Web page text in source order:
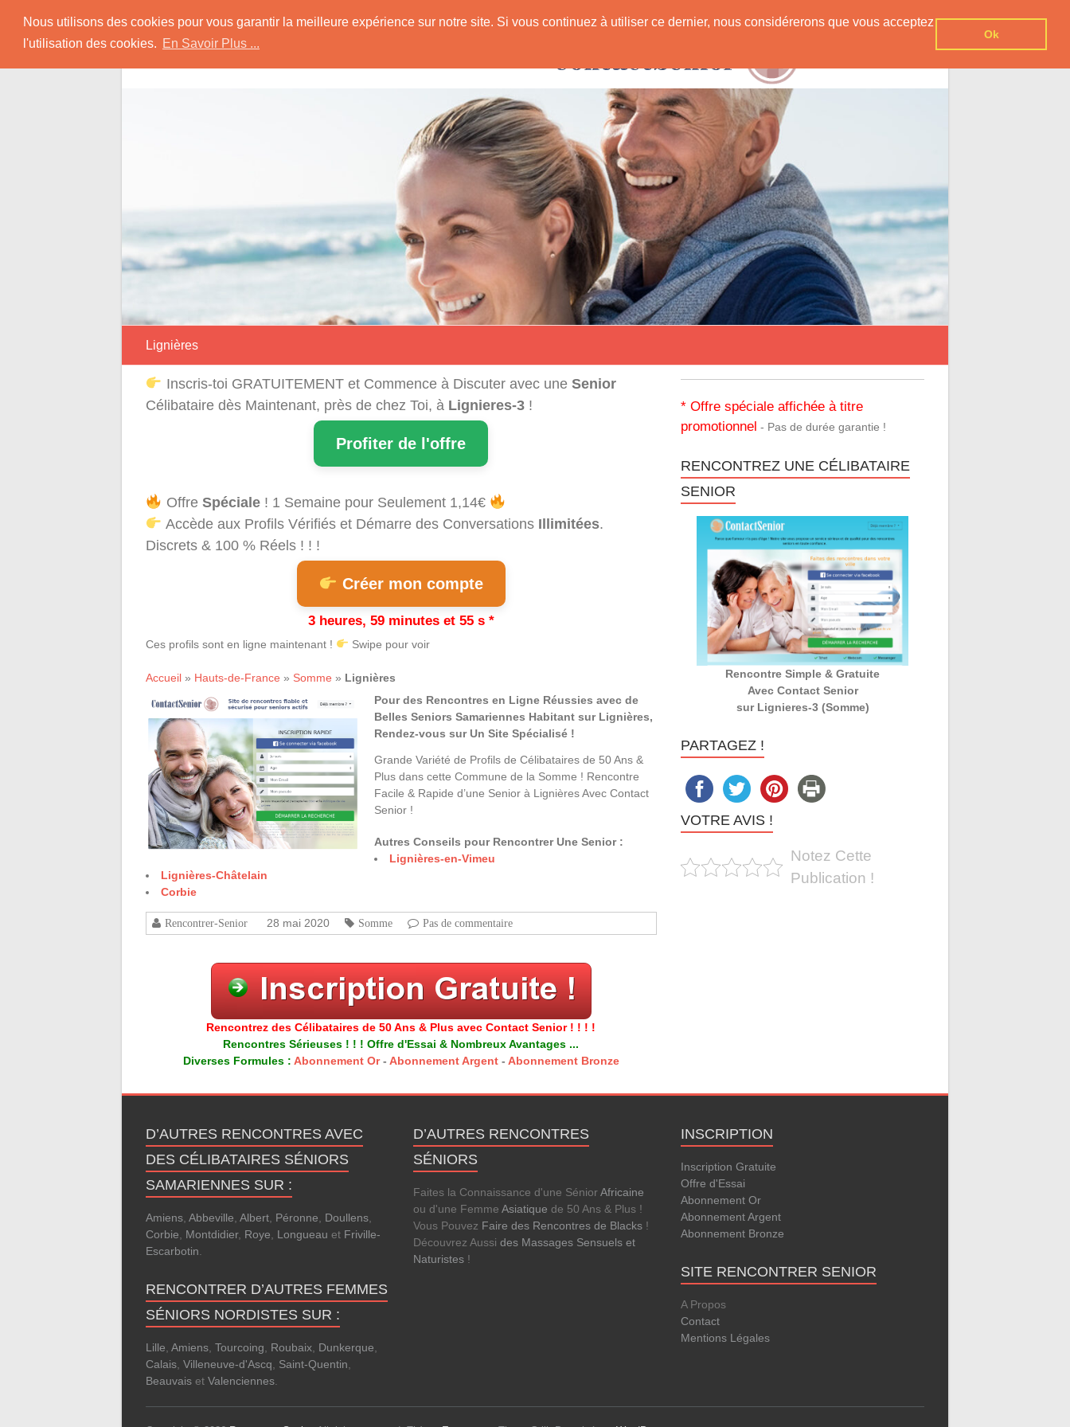
Nous utilisons des cookies pour vous garantir la meilleure expérience sur notre site. Si vous continuez à utiliser ce dernier, nous considérerons que vous acceptez
l'utilisation des cookies. En Savoir Plus ...
Ok
content
Rencontrer Senior
Conseils & Infos pour la Rencontre d'une Senior
Lignières
Inscris-toi GRATUITEMENT et Commence à Discuter avec une Senior
Célibataire dès Maintenant, près de chez Toi, à Lignieres-3 !
Profiter de l'offre
Offre Spéciale! 1 Semaine pour Seulement 1,14€
Accède aux Profils Vérifiés et Démarre des Conversations Illimitées.
Discrets & 100 % Réels ! ! !
Créer mon compte
3 heures, 59 minutes et 54 s *
Ces profils sont en ligne maintenant ! Swipe pour voir
Accueil » Hauts-de-France » Somme » Lignières
Pour des Rencontres en Ligne Réussies avec de
Belles Seniors Samariennes Habitant sur Lignières,
Rendez-vous sur Un Site Spécialisé !
Grande Variété de Profils de Célibataires de 50 Ans &
Plus dans cette Commune de la Somme ! Rencontre
Facile & Rapide d’une Senior à Lignières Avec Contact
Senior !
Autres Conseils pour Rencontrer Une Senior :
Lignières-en-Vimeu
Lignières-Châtelain
Corbie
Rencontrer-Senior 28 mai 2020 Somme Pas de commentaire
Rencontrez des Célibataires de 50 Ans & Plus avec Contact Senior ! ! ! !
Rencontres Sérieuses ! ! ! Offre d'Essai & Nombreux Avantages ...
Diverses Formules : Abonnement Or- Abonnement Argent- Abonnement Bronze
* Offre spéciale affichée à titre
promotionnel - Pas de durée garantie !
RENCONTREZ UNE CÉLIBATAIRE
SENIOR
Rencontre Simple & Gratuite
Avec Contact Senior
sur Lignieres-3 (Somme)
PARTAGEZ !
VOTRE AVIS !
Notez Cette
Publication !
D’AUTRES RENCONTRES AVEC
DES CÉLIBATAIRES SÉNIORS
SAMARIENNES SUR :
Amiens Abbeville Albert Péronne Doullens
Corbie
Montdidier, Roye Longueau et Friville-
Escarbotin
RENCONTRER D’AUTRES FEMMES
SÉNIORS NORDISTES SUR :
Lille Amiens Tourcoing Roubaix Dunkerque
Calais Villeneuve-d'Ascq Saint-Quentin
Beauvais et Valenciennes
D’AUTRES RENCONTRES
SÉNIORS
Faites la Connaissance d'une SéniorAfricaine
ou d'une Femme Asiatique de 50 Ans & Plus !
Vous Pouvez Faire des Rencontres de Blacks !
Découvrez Aussi des Massages Sensuels et
Naturistes !
INSCRIPTION
Inscription Gratuite
Offre d'Essai
Abonnement Or
Abonnement Argent
Abonnement Bronze
SITE RENCONTRER SENIOR
A Propos
Contact
Mentions Légales